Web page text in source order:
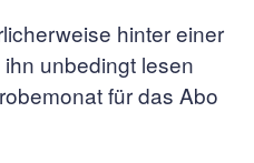
hinter einer
unbedingt lesen
für das Abo